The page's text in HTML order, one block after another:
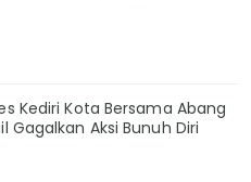
Kediri Kota Bersama Abang
Gagalkan Aksi Bunuh Diri